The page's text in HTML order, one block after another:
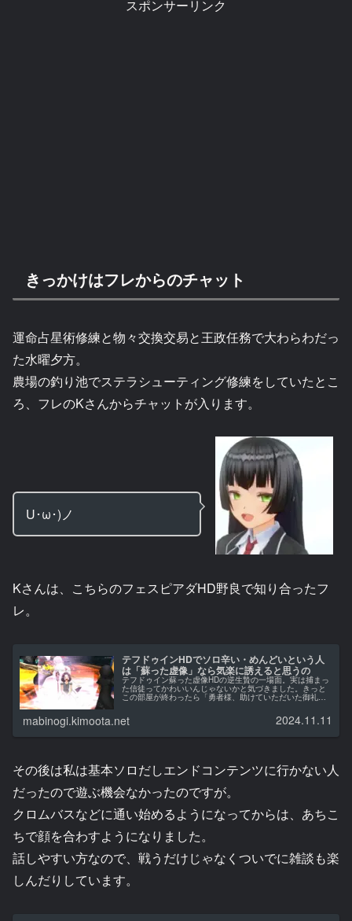
スポンサーリンク
きっかけはフレからのチャット
運命占星術修練と物々交換交易と王政任務で大わらわだっ
た水曜夕方。
農場の釣り池でステラシューティング修練をしていたとこ
ろ、フレのKさんからチャットが入ります。
U･ω･)ノ
Kさんは、こちらのフェスピアダHD野良で知り合ったフ
レ。
テフドゥインHDでソロ辛い・めんどいという人
は「蘇った虚像」なら気楽に誘えると思うの
テフドゥイン蘇った虚像HDの逆生贄の一場面。実は捕まっ
た信徒ってかわいいんじゃないかと気づきました。きっと
この部屋が終わったら「勇者様、助けていただいた御礼に
mabinogi.kimoota.net 2024.11.11
その後は私は基本ソロだしエンドコンテンツに行かない人
だったので遊ぶ機会なかったのですが。
クロムバスなどに通い始めるようになってからは、あちこ
ちで顔を合わすようになりました。
話しやすい方なので、戦うだけじゃなくついでに雑談も楽
しんだりしています。